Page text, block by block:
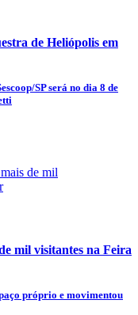
de Heliópolis em
SP será no dia 8 de
mil visitantes na Feira
próprio e movimentou